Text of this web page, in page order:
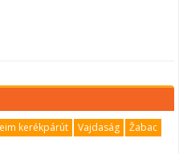
kerékpárút Vajdaság
Žabac